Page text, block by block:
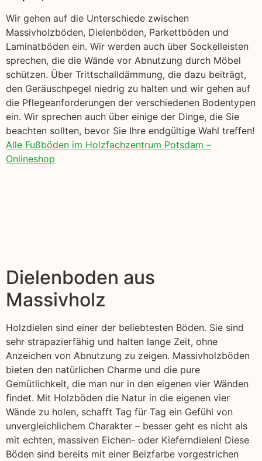
Wir gehen auf die Unterschiede zwischen
Massivholzböden, Dielenböden, Parkettböden und
Laminatböden ein. Wir werden auch über Sockelleisten
sprechen, die die Wände vor Abnutzung durch Möbel
schützen. Über Trittschalldämmung, die dazu beiträgt,
den Geräuschpegel niedrig zu halten und wir gehen auf
die Pflegeanforderungen der verschiedenen Bodentypen
ein. Wir sprechen auch über einige der Dinge, die Sie
beachten sollten, bevor Sie Ihre endgültige Wahl treffen!
Alle Fußböden im Holzfachzentrum Potsdam –
Onlineshop
Dielenboden aus
Massivholz
Holzdielen sind einer der beliebtesten Böden. Sie sind
sehr strapazierfähig und halten lange Zeit, ohne
Anzeichen von Abnutzung zu zeigen. Massivholzböden
bieten den natürlichen Charme und die pure
Gemütlichkeit, die man nur in den eigenen vier Wänden
findet. Mit Holzböden die Natur in die eigenen vier
Wände zu holen, schafft Tag für Tag ein Gefühl von
unvergleichlichem Charakter – besser geht es nicht als
mit echten, massiven Eichen- oder Kieferndielen! Diese
Böden sind bereits mit einer Beizfarbe vorgestrichen